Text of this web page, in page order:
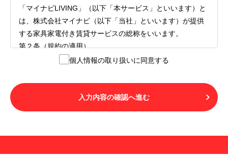
「マイナビLIVING」（以下「本サービス」といいます）と
は、株式会社マイナビ（以下「当社」といいます）が提供
する家具家電付き賃貸サービスの総称をいいます。
第２条（規約の適用）
１.本サービスを利用する者（以下「利用者」といいます）
LIVINGご契約にあたり取得する個人情報の取り扱いについ
て」の内容をすべて承諾したものとみなされます。不承諾
の意思表示は、本サービスを利用しないことをもってのみ
用することはできません。
個人情報の取り扱いに同意する
入力内容の確認へ進む